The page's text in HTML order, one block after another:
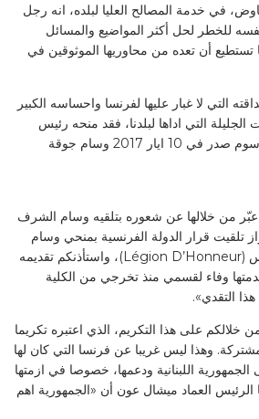
في خدمة المصالح العليا لبلده، انه رجل
للخطر لحل أكثر المواضيع والمسائل
أن تعده من محاوريها الموثوقين في
التي لا غبار عليها لفرنسا واحساسه الكبير
التي اداها لبلدنا، فقد منحه رئيس
الجمهورية الفرنسي في مرسوم صدر في 10 ايار 2017 وسام جوقة
عبّر من خلالها عن شعوره بتلقيه وسام الشرف
تلقيت قرار الدولة الفرنسية بمنحي وسام
جوقة الشرف من رتبة فارس (Légion D’Honneur)، واستأذنكم تقديمه
وفاء لقسمي منذ تخرجي من الكلية
التقدي».
على هذا التكريم، الذي اعتبره تكريما
وهذا ليس غريبا عن فرنسا التي كان لها
اللبنانية ودعمها، خصوصا في ازمتها
الرئيس العماد ميشال عون أن «الجمهورية اهم